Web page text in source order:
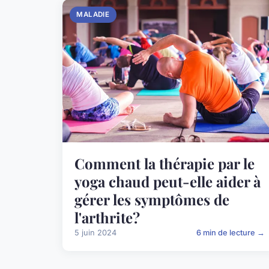
MALADIE
Comment la thérapie par le
yoga chaud peut-elle aider à
gérer les symptômes de
l'arthrite?
5 juin 2024 6 min de lecture →